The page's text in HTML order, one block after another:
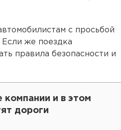
с просьбой
Если же поездка
правила безопасности и
компании и в этом
дороги